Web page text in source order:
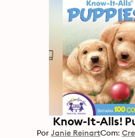
Know-It-Alls!
Por Janie ReinartCom: